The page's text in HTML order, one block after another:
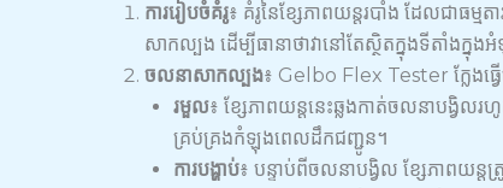
ការរៀបចំគំរូ៖ គំរូនៃខ្សែភាពយន្តរបាំង ដែលជាធ
សាកល្បង ដើម្បីធានាថាវានៅតែស្ថិតក្នុងទីតាំងក្
ចលនាសាកល្បង៖ Gelbo Flex Tester ក្លែងធ្វ
រមួល៖ ខ្សែភាពយន្តនេះឆ្លងកាត់ចលនាបង្វិល
គ្រប់គ្រងកំឡុងពេលដឹកជញ្ជូន។
ការបង្ហាប់៖ បន្ទាប់​ពី​ចលនា​បង្វិល ខ្សែភាពយន្ត​